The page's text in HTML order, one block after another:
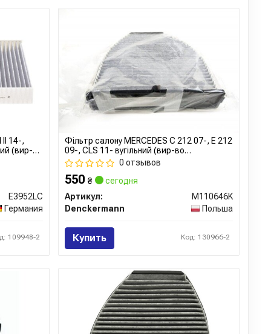
II 14-,
(вир-во
E3952LC
Германия
109948-2
Фільтр салону MERCEDES C 212 07-, E 212
09-, CLS 11- вугільний (вир-во
DENCKERMANN)0 отзывов
550₴
сегодня
Артикул:
M110646K
Denckermann
Польша
Купить Код: 130966-2